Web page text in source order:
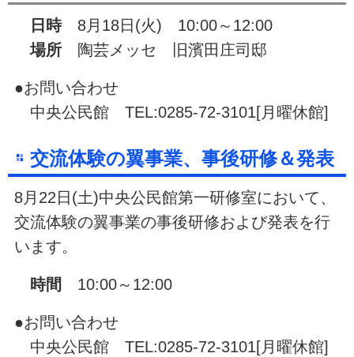
日時 8月18日(火) 10:00～12:00
場所陶芸メッセ 旧濱田庄司邸
●お問い合わせ
中央公民館 TEL:0285-72-3101[月曜休館]
交流体験の翼事業、事後研修＆発表
8月22日(土)中央公民館第一研修室において、
交流体験の翼事業の事後研修および発表を行
います。
時間 10:00～12:00
●お問い合わせ
中央公民館 TEL:0285-72-3101[月曜休館]